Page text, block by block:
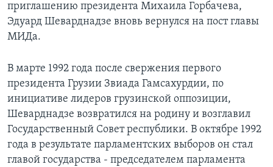
приглашению президента Михаила Горбачева,
Эдуард Шеварднадзе вновь вернулся на пост главы
МИДа.
В марте 1992 года после свержения первого
президента Грузии Звиада Гамсахурдии, по
инициативе лидеров грузинской оппозиции,
Шеварднадзе возвратился на родину и возглавил
Государственный Совет республики. В октябре 1992
года в результате парламентских выборов он стал
главой государства - председателем парламента